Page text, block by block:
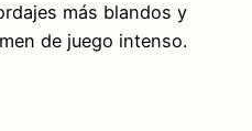
más blandos y
de juego intenso.